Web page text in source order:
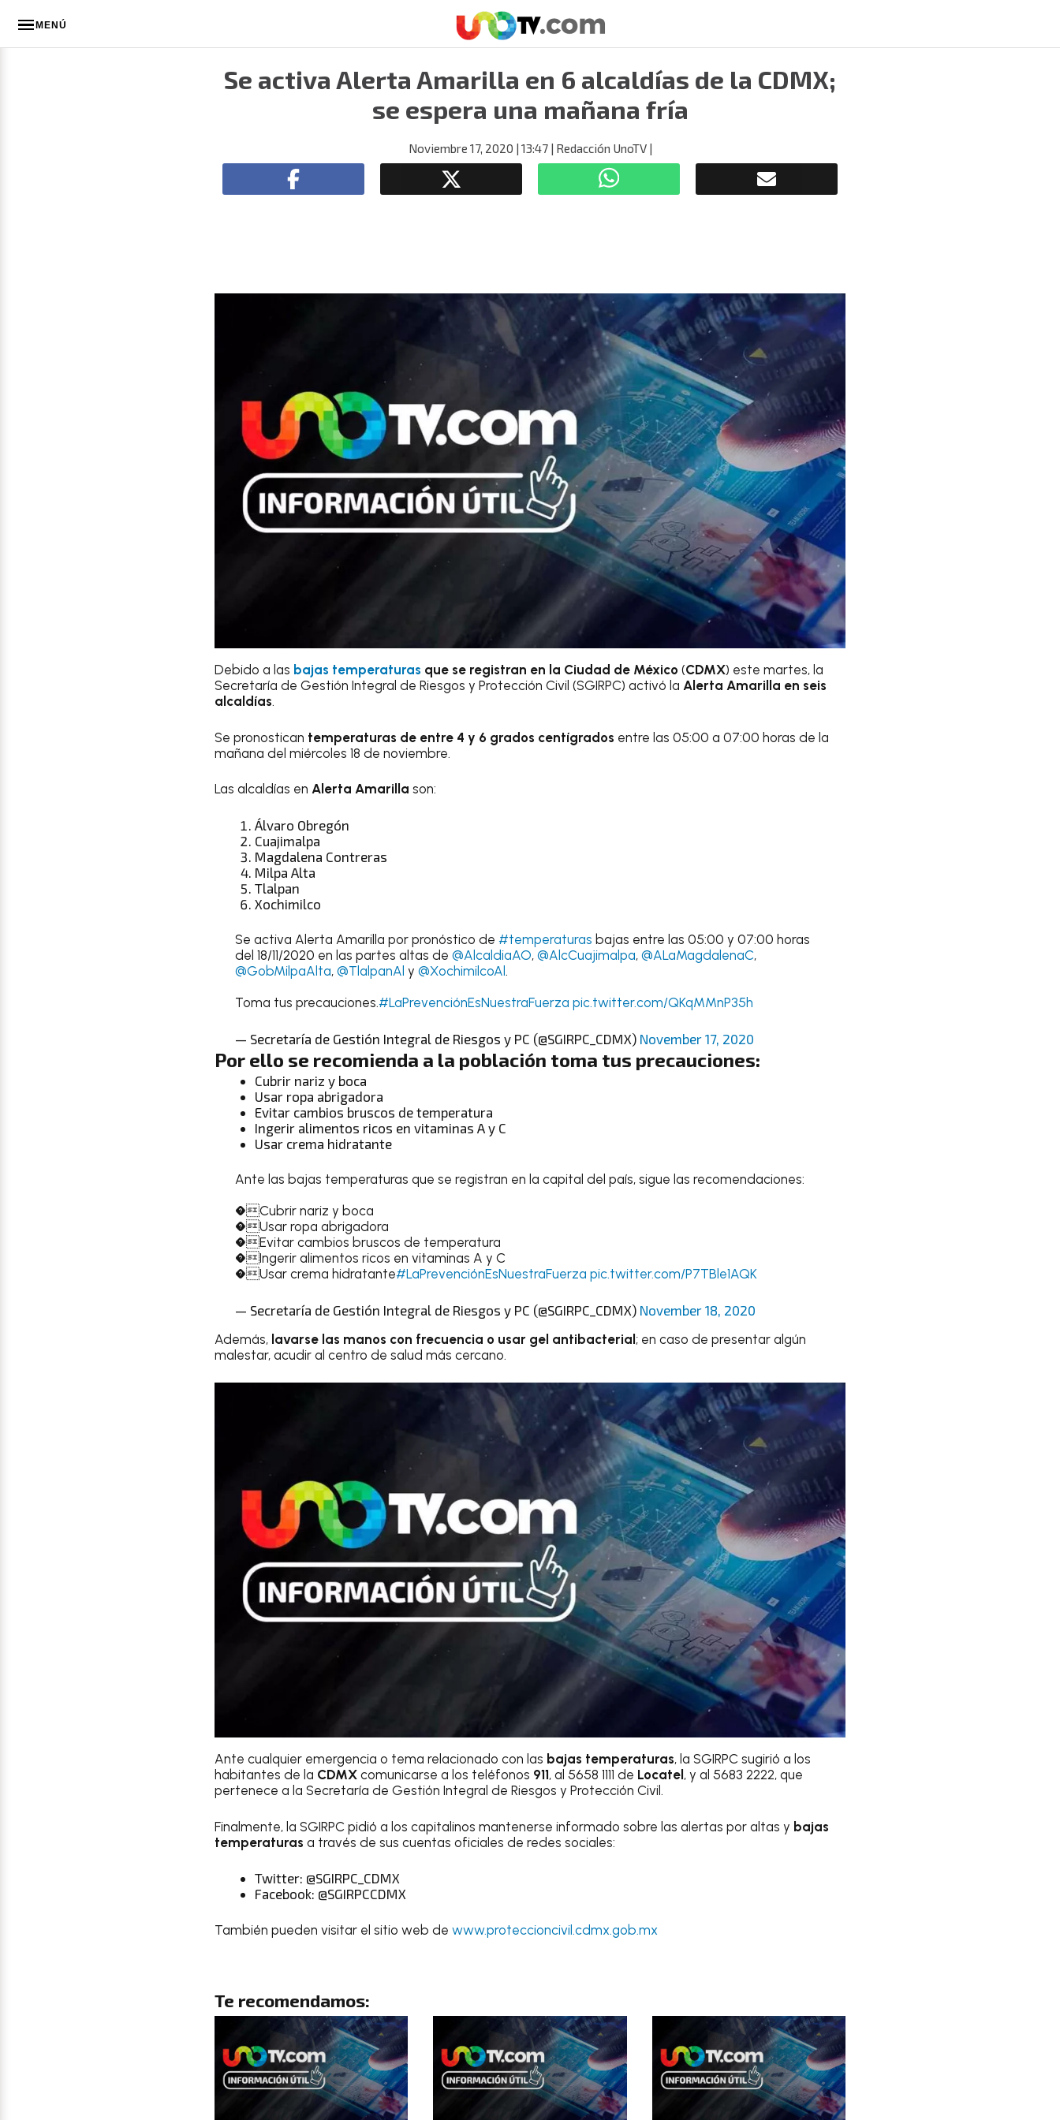
MENÚ
Se activa Alerta Amarilla en 6 alcaldías de la CDMX;
se espera una mañana fría
Noviembre 17, 2020 | 13:47| Redacción UnoTV|
Debido a las bajas temperaturas que se registran en la Ciudad de México (CDMX) este martes, la
Secretaría de Gestión Integral de Riesgos y Protección Civil (SGIRPC) activó la Alerta Amarilla en seis
alcaldías.
Se pronostican temperaturas de entre 4 y 6 grados centígrados entre las 05:00 a 07:00 horas de la
mañana del miércoles 18 de noviembre.
Las alcaldías en Alerta Amarilla son:
Álvaro Obregón
Cuajimalpa
Magdalena Contreras
Milpa Alta
Tlalpan
Xochimilco
Se activa Alerta Amarilla por pronóstico de #temperaturas bajas entre las 05:00 y 07:00 horas
del 18/11/2020 en las partes altas de @AlcaldiaAO, @AlcCuajimalpa, @ALaMagdalenaC,
@GobMilpaAlta, @TlalpanAl y @XochimilcoAl .
Toma tus precauciones.#LaPrevenciónEsNuestraFuerza pic.twitter.com/QKqMMnP35h
— Secretaría de Gestión Integral de Riesgos y PC (@SGIRPC_CDMX) November 17, 2020
Por ello se recomienda a la población toma tus precauciones:
Cubrir nariz y boca
Usar ropa abrigadora
Evitar cambios bruscos de temperatura
Ingerir alimentos ricos en vitaminas A y C
Usar crema hidratante
Ante las bajas temperaturas que se registran en la capital del país, sigue las recomendaciones:
�Cubrir nariz y boca
�Usar ropa abrigadora
�Evitar cambios bruscos de temperatura
�Ingerir alimentos ricos en vitaminas A y C
�Usar crema hidratante#LaPrevenciónEsNuestraFuerza pic.twitter.com/P7TBle1AQK
— Secretaría de Gestión Integral de Riesgos y PC (@SGIRPC_CDMX) November 18, 2020
Además, lavarse las manos con frecuencia o usar gel antibacterial; en caso de presentar algún
malestar, acudir al centro de salud más cercano.
Ante cualquier emergencia o tema relacionado con las bajas temperaturas, la SGIRPC sugirió a los
habitantes de la CDMX comunicarse a los teléfonos 911, al 5658 1111 de Locatel , y al 5683 2222, que
pertenece a la Secretaría de Gestión Integral de Riesgos y Protección Civil.
Finalmente, la SGIRPC pidió a los capitalinos mantenerse informado sobre las alertas por altas y bajas
temperaturas a través de sus cuentas oficiales de redes sociales:
Twitter: @SGIRPC_CDMX
Facebook: @SGIRPCCDMX
También pueden visitar el sitio web de www.proteccioncivil.cdmx.gob.mx
Te recomendamos: